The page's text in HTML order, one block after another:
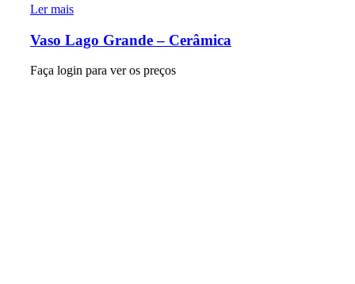
Ler mais
Vaso Lago Grande – Cerâmica
Faça login para ver os preços